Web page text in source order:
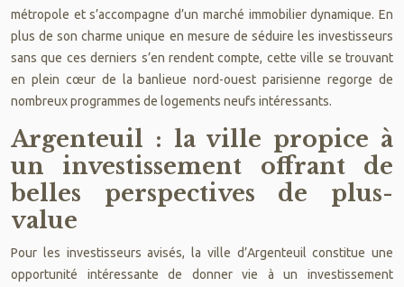
métropole et s’accompagne d’un marché immobilier dynamique. En
plus de son charme unique en mesure de séduire les investisseurs
sans que ces derniers s’en rendent compte, cette ville se trouvant
en plein cœur de la banlieue nord-ouest parisienne regorge de
nombreux programmes de logements neufs intéressants.
Argenteuil : la ville propice à
un investissement offrant de
belles perspectives de plus-
value
Pour les investisseurs avisés, la ville d’Argenteuil constitue une
opportunité intéressante de donner vie à un investissement